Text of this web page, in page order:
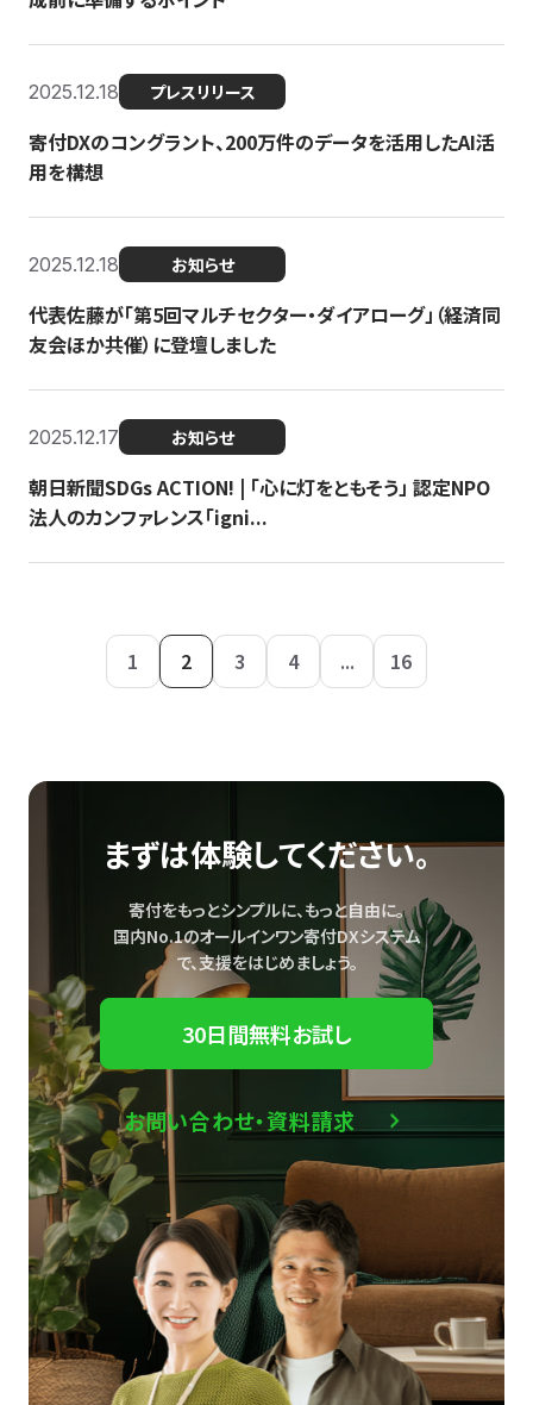
2025.12.18 プレスリリース
寄付DXのコングラント、200万件のデータを活用したAI活
用を構想
2025.12.18 お知らせ
代表佐藤が「第5回マルチセクター・ダイアローグ」（経済同
友会ほか共催）に登壇しました
2025.12.17 お知らせ
朝日新聞SDGs ACTION! | 「心に灯をともそう」 認定NPO
法人のカンファレンス「igni...
1 2 3 4 ... 16
まずは体験してください。
寄付をもっとシンプルに、もっと自由に。
国内No.1のオールインワン寄付DXシステム
で、支援をはじめましょう。
30日間無料お試し
お問い合わせ・資料請求